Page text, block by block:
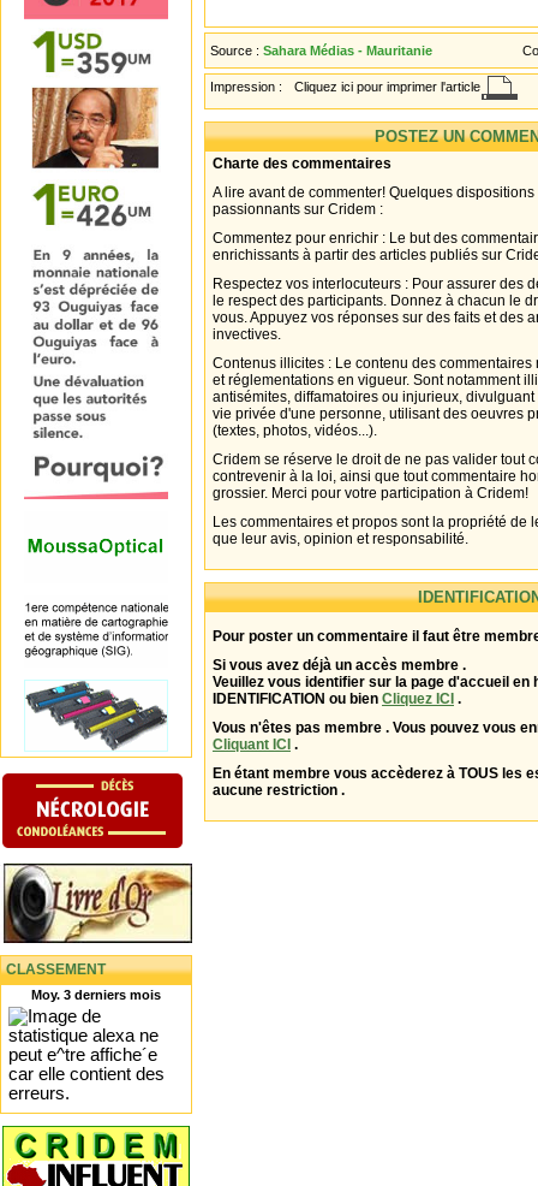
CLASSEMENT
Moy. 3 derniers mois
Source : Sahara Médias - Mauritanie
Impression : Cliquez ici pour imprimer l'article
POSTEZ UN
Charte des commentaires
A lire avant de commenter! Quelques
passionnants sur Cridem :
Commentez pour enrichir : Le but des
enrichissants à partir des articles publiés sur
Respectez vos interlocuteurs : Pour assurer des
le respect des participants. Donnez à chacun le
vous. Appuyez vos réponses sur des faits et des
invectives.
Contenus illicites : Le contenu des
et réglementations en vigueur. Sont notamment
antisémites, diffamatoires ou injurieux,
vie privée d'une personne, utilisant des oeuvres
(textes, photos, vidéos...).
Cridem se réserve le droit de ne pas valider tout
contrevenir à la loi, ainsi que tout commentaire
grossier. Merci pour votre participation à Cridem!
Les commentaires et propos sont la propriété de
que leur avis, opinion et responsabilité.
Pour poster un commentaire il faut être
Si vous avez déjà un accès membre .
Veuillez vous identifier sur la page d'accueil en
IDENTIFICATION ou bien Cliquez ICI .
Vous n'êtes pas membre . Vous pouvez vous
Cliquant ICI .
En étant membre vous accèderez à TOUS les
aucune restriction .